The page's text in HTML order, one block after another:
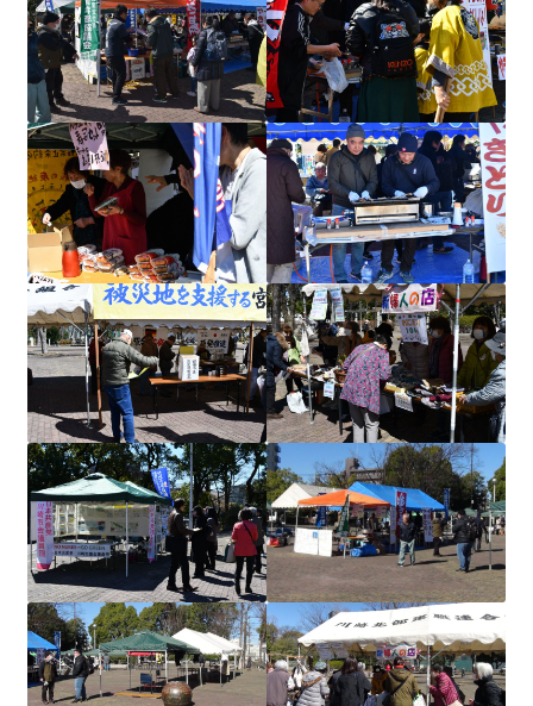
2025.3.23第14回原発ゼロへのカウントダウンinかわさ
き集会開催
2026.3.15 第１５回原発ゼロへのカウントダウンinか
わさき集会開催
ギャラリー
ギャラリー_2023.3.12
ギャラリー_2024.3.10
ギャラリー_2025.3.23
ギャラリー_2026.3.15
原発ゼロと未来
原発動向
原発 日誌